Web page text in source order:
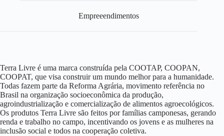
Empreeendimentos
Terra Livre é uma marca construída pela COOTAP, COOPAN,
COOPAT, que visa construir um mundo melhor para a humanidade.
Todas fazem parte da Reforma Agrária, movimento referência no
Brasil na organização socioeconômica da produção,
agroindustrialização e comercialização de alimentos agroecológicos.
Os produtos Terra Livre são feitos por famílias camponesas, gerando
renda e trabalho no campo, incentivando os jovens e as mulheres na
inclusão social e todos na cooperação coletiva.